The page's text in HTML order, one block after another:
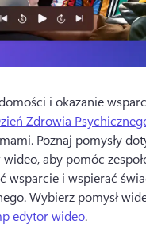
i okazanie
Zdrowia
Poznaj pomysły
aby pomóc
wsparcie i wspierać
Wybierz pomysł
edytor wideo.